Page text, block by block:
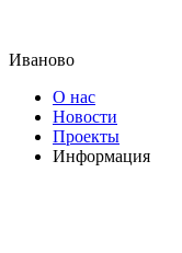
Иваново
О нас
Новости
Проекты
Информация